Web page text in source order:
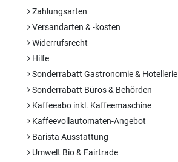
Zahlungsarten
Versandarten & -kosten
Widerrufsrecht
Hilfe
Sonderrabatt Gastronomie & Hotellerie
Sonderrabatt Büros & Behörden
Kaffeeabo inkl. Kaffeemaschine
Kaffeevollautomaten-Angebot
Barista Ausstattung
Umwelt Bio & Fairtrade